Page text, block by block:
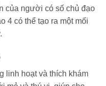
của người có số chủ đạo
4 có thể tạo ra một mối
linh hoạt và thích khám